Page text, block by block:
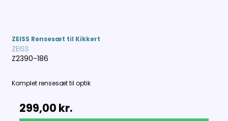
ZEISS Rensesæt til Kikkert
ZEISS
Z2390-186
Komplet rensesæt til optik
299,00 kr.